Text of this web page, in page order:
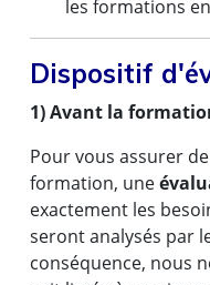
les formations
Dispositif
1) Avant la
Pour vous assurer
formation, une
exactement les
seront analysés par
conséquence, nous